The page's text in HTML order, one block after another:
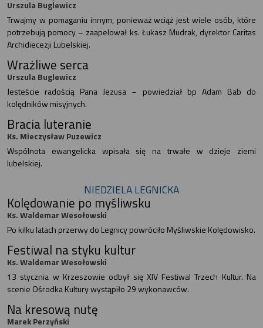
Urszula Buglewicz
Trwajmy w pomaganiu innym, ponieważ wciąż jest wiele osób, które
potrzebują pomocy – zaapelował ks. Łukasz Mudrak, dyrektor Caritas
Archidiecezji Lubelskiej.
Wrażliwe serca
Urszula Buglewicz
Jesteście radością Pana Jezusa – powiedział bp Adam Bab do
kolędników misyjnych.
Bracia luteranie
Ks. Mieczysław Puzewicz
Wspólnota ewangelicka wpisała się na trwałe w dzieje ziemi
lubelskiej.
NIEDZIELA LEGNICKA
Kolędowanie po myśliwsku
Ks. Waldemar Wesołowski
Po kilku latach przerwy do Legnicy powróciło Myśliwskie Kolędowisko.
Festiwal na styku kultur
Ks. Waldemar Wesołowski
13 stycznia w Krzeszowie odbył się XIV Festiwal Trzech Kultur. Na
scenie Ośrodka Kultury wystąpiło 29 wykonawców.
Na kresową nutę
Marek Perzyński